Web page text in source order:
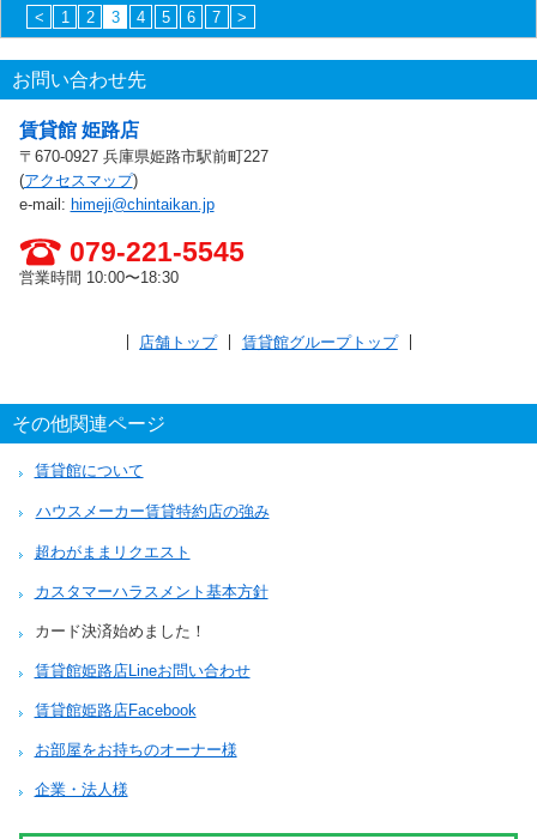
<
1 2 3 4 5 6 7 >
お問い合わせ先
賃貸館 姫路店
〒670-0927 兵庫県姫路市駅前町227
(アクセスマップ)
e-mail: himeji@chintaikan.jp
079-221-5545
営業時間 10:00〜18:30
店舗トップ 賃貸館グループトップ
その他関連ページ
賃貸館について
ハウスメーカー賃貸特約店の強み
超わがままリクエスト
カスタマーハラスメント基本方針
カード決済始めました！
賃貸館姫路店Lineお問い合わせ
賃貸館姫路店Facebook
お部屋をお持ちのオーナー様
企業・法人様